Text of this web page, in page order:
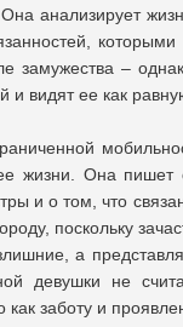
анализирует
замужества –
и видят ее как
жизни. Она пишет
и о том, что
поскольку
а
девушки не
заботу и